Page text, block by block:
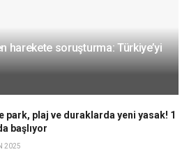
harekete soruşturma: Türkiye’yi
park, plaj ve duraklarda yeni yasak! 1
başlıyor
2025